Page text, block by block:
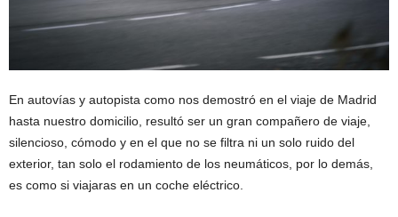
En autovías y autopista como nos demostró en el viaje de Madrid
hasta nuestro domicilio, resultó ser un gran compañero de viaje,
silencioso, cómodo y en el que no se filtra ni un solo ruido del
exterior, tan solo el rodamiento de los neumáticos, por lo demás,
es como si viajaras en un coche eléctrico.